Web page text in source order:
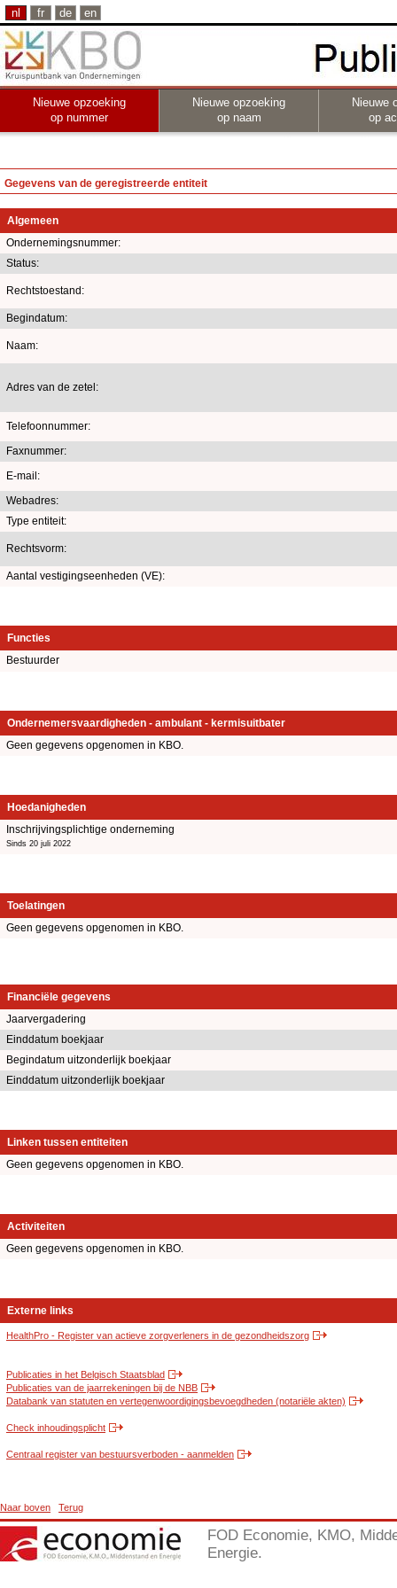
nl fr de en
Nieuwe opzoeking
op nummer
Nieuwe opzoeking
op naam
Nieuwe
op
Gegevens van de geregistreerde entiteit
Algemeen
Ondernemingsnummer:
Status:
Rechtstoestand:
Begindatum:
Naam:
Adres van de zetel:
Telefoonnummer:
Faxnummer:
E-mail:
Webadres:
Type entiteit:
Rechtsvorm:
Aantal vestigingseenheden (VE):
Functies
Bestuurder
Ondernemersvaardigheden - ambulant - kermisuitbater
Geen gegevens opgenomen in KBO.
Hoedanigheden
Inschrijvingsplichtige onderneming
Sinds 20 juli 2022
Toelatingen
Geen gegevens opgenomen in KBO.
Financiële gegevens
Jaarvergadering
Einddatum boekjaar
Begindatum uitzonderlijk boekjaar
Einddatum uitzonderlijk boekjaar
Linken tussen entiteiten
Geen gegevens opgenomen in KBO.
Activiteiten
Geen gegevens opgenomen in KBO.
Externe links
HealthPro - Register van actieve zorgverleners in de gezondheidszorg
Publicaties in het Belgisch Staatsblad
Publicaties van de jaarrekeningen bij de NBB
Databank van statuten en vertegenwoordigingsbevoegdheden (notariële akten)
Check inhoudingsplicht
Centraal register van bestuursverboden - aanmelden
Naar boven Terug
FOD Economie, KMO,
Energie.